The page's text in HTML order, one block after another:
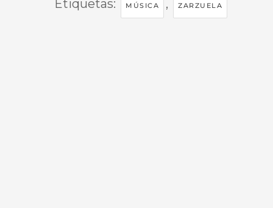
Etiquetas: MÚSICA , ZARZUELA